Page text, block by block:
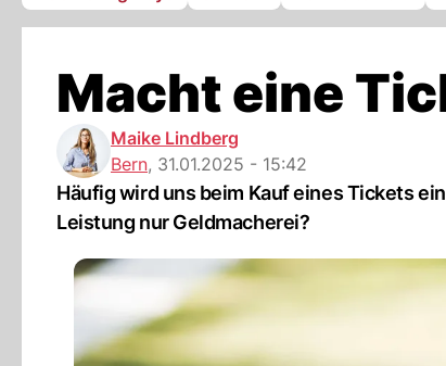
Macht eine
Maike Lindberg
Bern, 31.01.2025 - 15:42
Häufig wird uns beim Kauf eines Tickets
Leistung nur Geldmacherei?